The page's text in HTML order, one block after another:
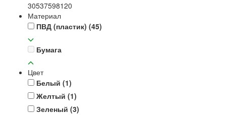
30537598120
Материал
ПВД (пластик) (45)
Бумага
Цвет
Белый (1)
Желтый (1)
Зеленый (3)